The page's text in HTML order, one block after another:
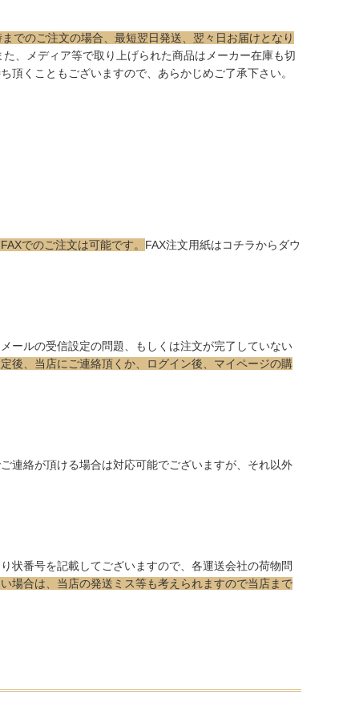
でのご注文の場合、最短翌日発送、翌々日お届けとなり
た、メディア等で取り上げられた商品はメーカー在庫も切
くこともございますので、あらかじめご了承下さい。
でのご注文は可能です。 FAX注文用紙はコチラからダウ
ールの受信設定の問題、もしくは注文が完了していない
後、当店にご連絡頂くか、ログイン後、マイページの購
連絡が頂ける場合は対応可能でございますが、それ以外
状番号を記載してございますので、各運送会社の荷物問
場合は、当店の発送ミス等も考えられますので当店まで